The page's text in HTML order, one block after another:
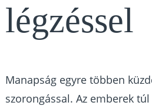
légzéssel
Manapság egyre többen
szorongással. Az emberek